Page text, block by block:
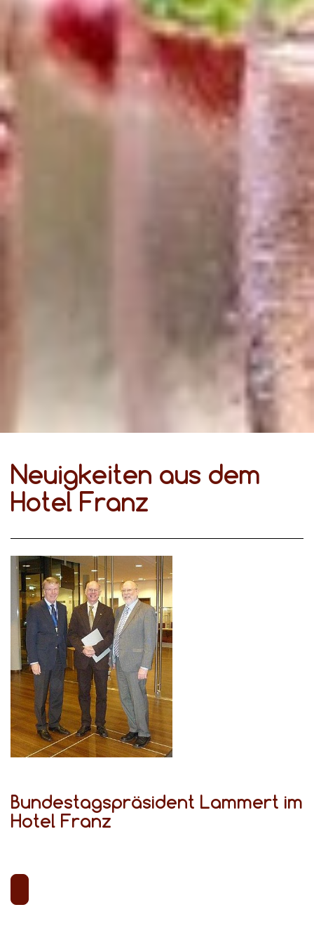
Neuigkeiten aus dem
Hotel Franz
Bundestagspräsident Lammert im
Hotel Franz